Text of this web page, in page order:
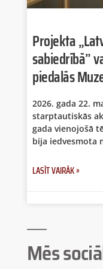
Projekta
sabiedrībā”
piedalās
2026. gada 22.
starptautiskās
gada vienojošā
bija iedvesmota
LASĪT VAIRĀK »
Mēs